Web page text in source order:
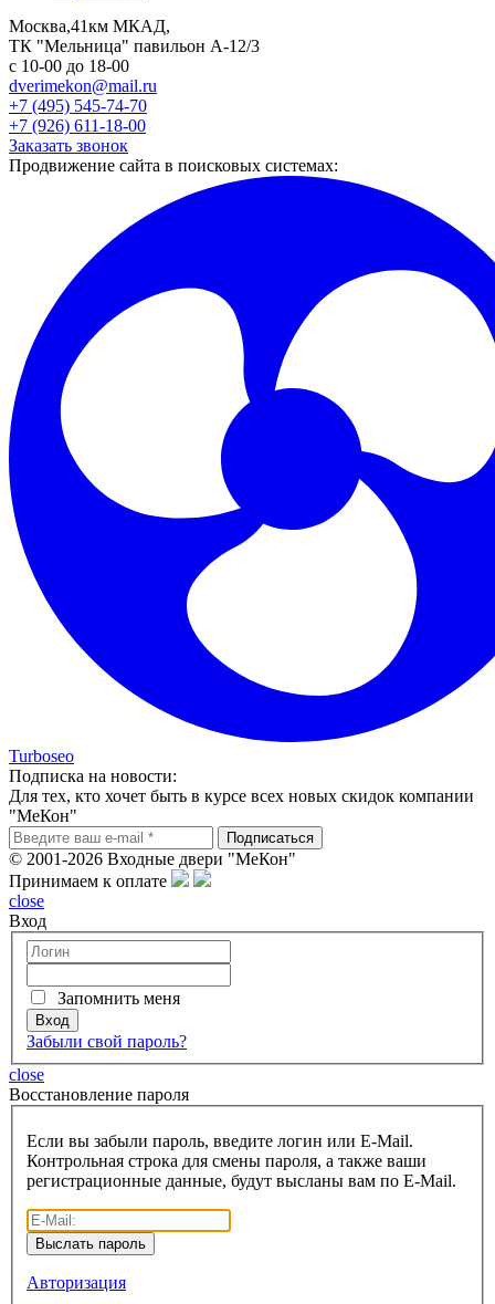
Москва,41км МКАД,
ТК "Мельница" павильон А-12/3
с 10-00 до 18-00
dverimekon@mail.ru
+7 (495) 545-74-70
+7 (926) 611-18-00
Заказать звонок
Продвижение сайта в поисковых системах:
Turboseo
Подписка на новости:
Для тех, кто хочет быть в курсе всех новых скидок компании
"МеКон"
© 2001-2026 Входные двери "МеКон"
Принимаем к оплате
close
Вход
Запомнить меня
Забыли свой пароль?
close
Восcтановление пароля
Если вы забыли пароль, введите логин или E-Mail.
Контрольная строка для смены пароля, а также ваши
регистрационные данные, будут высланы вам по E-Mail.
Авторизация